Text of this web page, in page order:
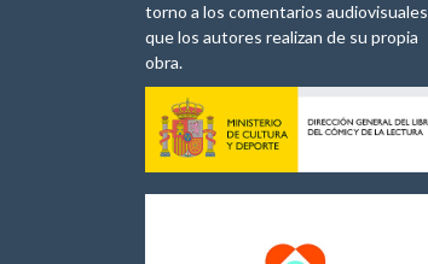
torno a los comentarios audiovisuales
que los autores realizan de su propia
obra.